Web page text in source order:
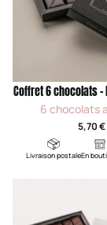
Coffret 6 chocolats -
6 chocolats
5,70 €
Livraison postaleEn